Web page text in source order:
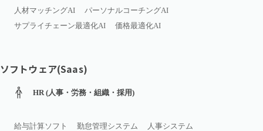
人材マッチングAI
パーソナルコーチングAI
サプライチェーン最適化AI
価格最適化AI
ソフトウェア(Saas)
HR (人事・労務・組織・採用)
給与計算ソフト 勤怠管理システム
人事システム